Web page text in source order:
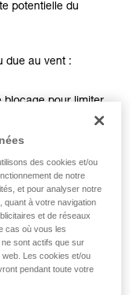
une
Validez
avant
d’autres
potentielle du
due au vent :
blocage pour limiter
vers le
techniques
au sol
ancrage
des cookies et/ou
de notre
et pour analyser notre
quant à votre navigation
et de réseaux
cas où vous les
sont actifs que sur
Les cookies et/ou
pendant toute votre